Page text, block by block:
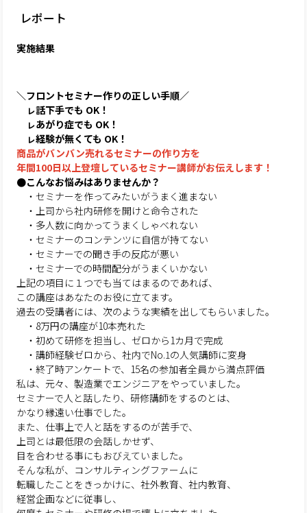
レポート
実施結果
＼フロントセミナー作りの正しい手順／
ㇾ話下手でも OK！
ㇾあがり症でも OK！
ㇾ経験が無くても OK！
商品がバンバン売れるセミナーの作り方を
年間100日以上登壇しているセミナー講師がお伝えします！
●こんなお悩みはありませんか？
・セミナーを作ってみたいがうまく進まない
・上司から社内研修を開けと命令された
・多人数に向かってうまくしゃべれない
・セミナーのコンテンツに自信が持てない
・セミナーでの聞き手の反応が悪い
・セミナーでの時間配分がうまくいかない
上記の項目に１つでも当てはまるのであれば、
この講座はあなたのお役に立てます。
過去の受講者には、次のような実績を出してもらいました。
・8万円の講座が10本売れた
・初めて研修を担当し、ゼロから1カ月で完成
・講師経験ゼロから、社内でNo.1の人気講師に変身
・終了時アンケートで、15名の参加者全員から満点評価
私は、元々、製造業でエンジニアをやっていました。
セミナーで人と話したり、研修講師をするのとは、
かなり縁遠い仕事でした。
また、仕事上で人と話をするのが苦手で、
上司とは最低限の会話しかせず、
目を合わせる事にもおびえていました。
そんな私が、コンサルティングファームに
転職したことをきっかけに、社外教育、社内教育、
経営企画などに従事し、